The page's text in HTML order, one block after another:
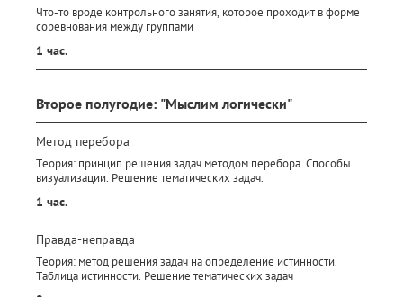
Что-то вроде контрольного занятия, которое проходит в форме
соревнования между группами
1 час.
Второе полугодие: "Мыслим логически"
Метод перебора
Теория: принцип решения задач методом перебора. Способы
визуализации. Решение тематических задач.
1 час.
Правда-неправда
Теория: метод решения задач на определение истинности.
Таблица истинности. Решение тематических задач